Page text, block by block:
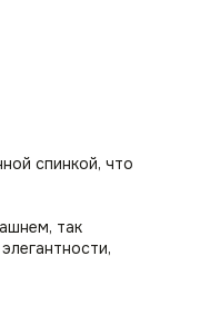
спинкой, что
так